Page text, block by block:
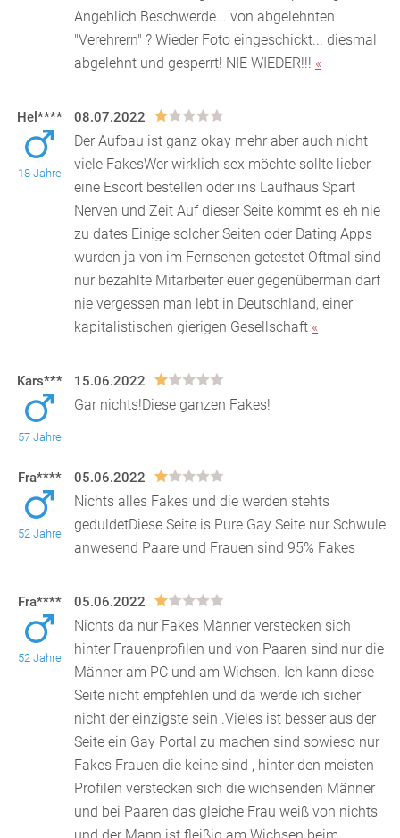
Angeblich Beschwerde... von abgelehnten
"Verehrern" ? Wieder Foto eingeschickt... diesmal
abgelehnt und gesperrt! NIE WIEDER!!! «
Hel****
18 Jahre
08.07.2022
Der Aufbau ist ganz okay mehr aber auch nicht
viele FakesWer wirklich sex möchte sollte lieber
eine Escort bestellen oder ins Laufhaus Spart
Nerven und Zeit Auf dieser Seite kommt es eh nie
zu dates Einige solcher Seiten oder Dating Apps
wurden ja von im Fernsehen getestet Oftmal sind
nur bezahlte Mitarbeiter euer gegenüberman darf
nie vergessen man lebt in Deutschland, einer
kapitalistischen gierigen Gesellschaft «
Kars***
57 Jahre
15.06.2022
Gar nichts!Diese ganzen Fakes!
Fra****
52 Jahre
05.06.2022
Nichts alles Fakes und die werden stehts
geduldetDiese Seite is Pure Gay Seite nur Schwule
anwesend Paare und Frauen sind 95% Fakes
Fra****
52 Jahre
05.06.2022
Nichts da nur Fakes Männer verstecken sich
hinter Frauenprofilen und von Paaren sind nur die
Männer am PC und am Wichsen. Ich kann diese
Seite nicht empfehlen und da werde ich sicher
nicht der einzigste sein .Vieles ist besser aus der
Seite ein Gay Portal zu machen sind sowieso nur
Fakes Frauen die keine sind , hinter den meisten
Profilen verstecken sich die wichsenden Männer
und bei Paaren das gleiche Frau weiß von nichts